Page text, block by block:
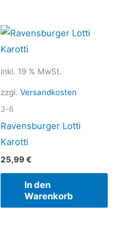
inkl. 19 % MwSt.
zzgl. Versandkosten
3-6
Ravensburger Lotti
Karotti
25,99€
In den
Warenkorb